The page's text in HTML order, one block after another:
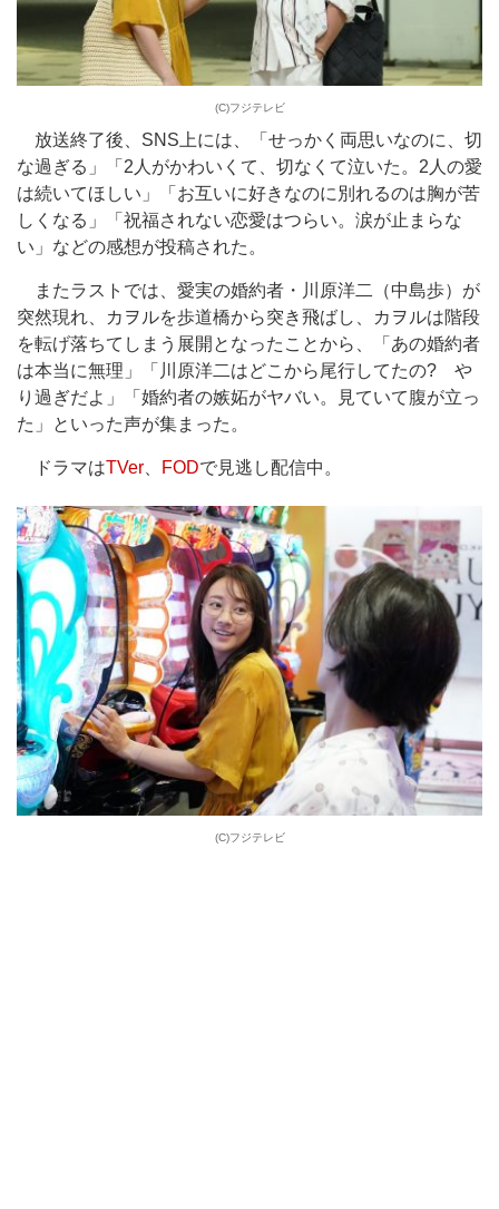
(C)フジテレビ
放送終了後、SNS上には、「せっかく両思いなのに、切
な過ぎる」「2人がかわいくて、切なくて泣いた。2人の愛
は続いてほしい」「お互いに好きなのに別れるのは胸が苦
しくなる」「祝福されない恋愛はつらい。涙が止まらな
い」などの感想が投稿された。
またラストでは、愛実の婚約者・川原洋二（中島歩）が
突然現れ、カヲルを歩道橋から突き飛ばし、カヲルは階段
を転げ落ちてしまう展開となったことから、「あの婚約者
は本当に無理」「川原洋二はどこから尾行してたの? や
り過ぎだよ」「婚約者の嫉妬がヤバい。見ていて腹が立っ
た」といった声が集まった。
ドラマはTVer FODで見逃し配信中。
(C)フジテレビ